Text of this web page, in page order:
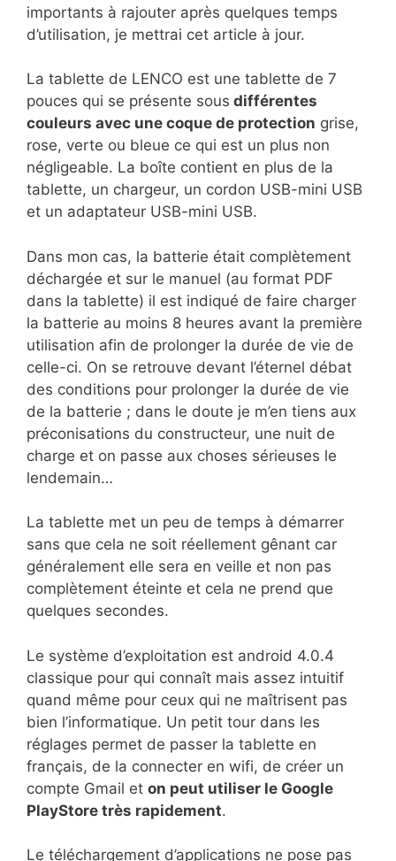
importants à rajouter après quelques temps
d’utilisation, je mettrai cet article à jour.
La tablette de LENCO est une tablette de 7
pouces qui se présente sous différentes
couleurs avec une coque de protection grise,
rose, verte ou bleue ce qui est un plus non
négligeable. La boîte contient en plus de la
tablette, un chargeur, un cordon USB-mini USB
et un adaptateur USB-mini USB.
Dans mon cas, la batterie était complètement
déchargée et sur le manuel (au format PDF
dans la tablette) il est indiqué de faire charger
la batterie au moins 8 heures avant la première
utilisation afin de prolonger la durée de vie de
celle-ci. On se retrouve devant l’éternel débat
des conditions pour prolonger la durée de vie
de la batterie ; dans le doute je m’en tiens aux
préconisations du constructeur, une nuit de
charge et on passe aux choses sérieuses le
lendemain…
La tablette met un peu de temps à démarrer
sans que cela ne soit réellement gênant car
généralement elle sera en veille et non pas
complètement éteinte et cela ne prend que
quelques secondes.
Le système d’exploitation est android 4.0.4
classique pour qui connaît mais assez intuitif
quand même pour ceux qui ne maîtrisent pas
bien l’informatique. Un petit tour dans les
réglages permet de passer la tablette en
français, de la connecter en wifi, de créer un
compte Gmail et on peut utiliser le Google
PlayStore très rapidement.
Le téléchargement d’applications ne pose pas